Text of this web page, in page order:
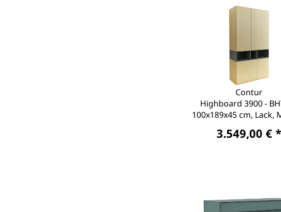
Contur
Highboard 3900 -
100x189x45 cm, Lack,
3.549,00 € *